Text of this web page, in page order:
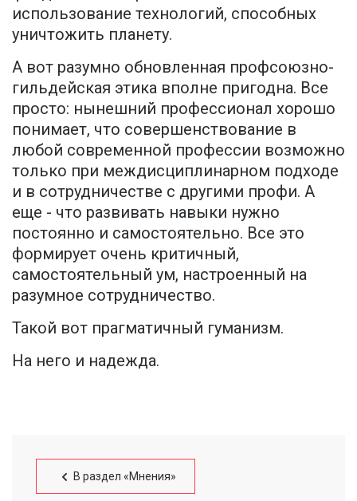
использование технологий, способных
уничтожить планету.
А вот разумно обновленная профсоюзно-
гильдейская этика вполне пригодна. Все
просто: нынешний профессионал хорошо
понимает, что совершенствование в
любой современной профессии возможно
только при междисциплинарном подходе
и в сотрудничестве с другими профи. А
еще - что развивать навыки нужно
постоянно и самостоятельно. Все это
формирует очень критичный,
самостоятельный ум, настроенный на
разумное сотрудничество.
Такой вот прагматичный гуманизм.
На него и надежда.
В раздел «Мнения»